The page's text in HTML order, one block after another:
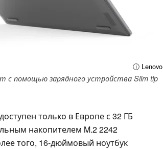
ⓘ Lenovo
с помощью зарядного устройства Slim tip
только в Европе с 32 ГБ
накопителем M.2 2242
того, 16-дюймовый ноутбук